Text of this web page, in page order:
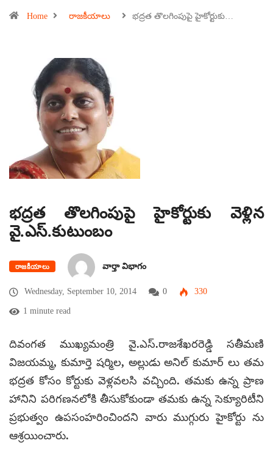
Home రాజకీయాలు భద్రత తొలగింపుపై హైకోర్టుకు…
భద్రత తొలగింపుపై హైకోర్టుకు వెళ్లిన
వై.ఎస్.కుటుంబం
రాజకీయాలు వార్తా విభాగం
Wednesday, September 10, 2014 0 330
1 minute read
దివంగత ముఖ్యమంత్రి వై.ఎస్.రాజశేఖరరెడ్డి సతీమణి
విజయమ్మ, కుమార్తె షర్మిల, అల్లుడు అనిల్ కుమార్ లు తమ
భద్రత కోసం కోర్టుకు వెళ్లవలసి వచ్చింది. తమకు ఉన్న ప్రాణ
హానిని పరిగణనలోకి తీసుకోకుండా తమకు ఉన్న సెక్యూరిటీని
ప్రభుత్వం ఉపసంహరించిందని వారు ముగ్గురు హైకోర్టు ను
ఆశ్రయించారు.